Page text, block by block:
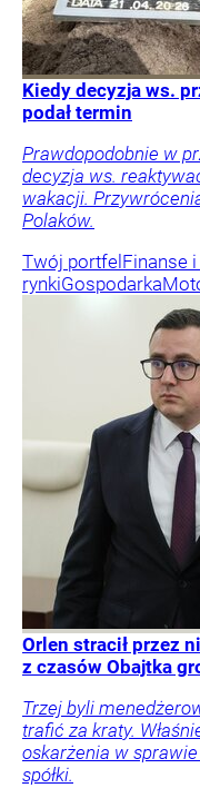
Kiedy decyzja ws.
podał termin
Prawdopodobnie w
decyzja ws.
wakacji.
Polaków.
Twój portfel Finanse
rynkiGospodarka
Orlen stracił przez
z czasów Obajtka
Trzej byli
trafić za kraty.
oskarżenia w
spółki.